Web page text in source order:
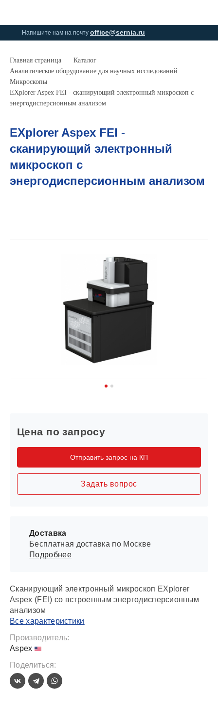
Напишите нам на почту office@sernia.ru
Главная страница
Каталог
Аналитическое оборудование для научных исследований
Микроскопы
EXplorer Aspex FEI - сканирующий электронный микроскоп с
энергодисперсионным анализом
EXplorer Aspex FEI -
сканирующий электронный
микроскоп с
энергодисперсионным анализом
Cканирующий электронный микроскоп EXplorer
Aspex (FEI) со встроенным энергодисперсионным
анализом
Все характеристики
Производитель:
Aspex
Поделиться:
Цена по запросу
Отправить запрос на КП
Задать вопрос
Доставка
Бесплатная доставка по Москве
Подробнее